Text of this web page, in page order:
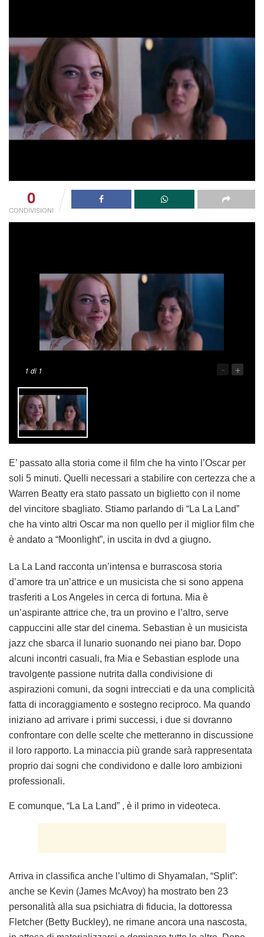
0
CONDIVISIONI
1 di 1 - +
E’ passato alla storia come il film che ha vinto l’Oscar per
soli 5 minuti. Quelli necessari a stabilire con certezza che a
Warren Beatty era stato passato un biglietto con il nome
del vincitore sbagliato. Stiamo parlando di “La La Land”
che ha vinto altri Oscar ma non quello per il miglior film che
è andato a “Moonlight”, in uscita in dvd a giugno.
La La Land racconta un’intensa e burrascosa storia
d’amore tra un’attrice e un musicista che si sono appena
trasferiti a Los Angeles in cerca di fortuna. Mia è
un’aspirante attrice che, tra un provino e l’altro, serve
cappuccini alle star del cinema. Sebastian è un musicista
jazz che sbarca il lunario suonando nei piano bar. Dopo
alcuni incontri casuali, fra Mia e Sebastian esplode una
travolgente passione nutrita dalla condivisione di
aspirazioni comuni, da sogni intrecciati e da una complicità
fatta di incoraggiamento e sostegno reciproco. Ma quando
iniziano ad arrivare i primi successi, i due si dovranno
confrontare con delle scelte che metteranno in discussione
il loro rapporto. La minaccia più grande sarà rappresentata
proprio dai sogni che condividono e dalle loro ambizioni
professionali.
E comunque, “La La Land” , è il primo in videoteca.
Arriva in classifica anche l’ultimo di Shyamalan, “Split”:
anche se Kevin (James McAvoy) ha mostrato ben 23
personalità alla sua psichiatra di fiducia, la dottoressa
Fletcher (Betty Buckley), ne rimane ancora una nascosta,